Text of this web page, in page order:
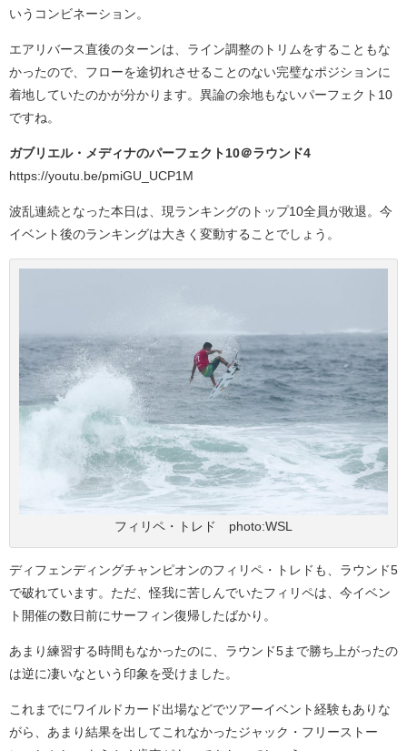
いうコンビネーション。
エアリバース直後のターンは、ライン調整のトリムをすることもな
かったので、フローを途切れさせることのない完璧なポジションに
着地していたのかが分かります。異論の余地もないパーフェクト10
ですね。
ガブリエル・メディナのパーフェクト10＠ラウンド4
https://youtu.be/pmiGU_UCP1M
波乱連続となった本日は、現ランキングのトップ10全員が敗退。今
イベント後のランキングは大きく変動することでしょう。
フィリペ・トレド photo:WSL
ディフェンディングチャンピオンのフィリペ・トレドも、ラウンド5
で破れています。ただ、怪我に苦しんでいたフィリペは、今イベン
ト開催の数日前にサーフィン復帰したばかり。
あまり練習する時間もなかったのに、ラウンド5まで勝ち上がったの
は逆に凄いなという印象を受けました。
これまでにワイルドカード出場などでツアーイベント経験もありな
がら、あまり結果を出してこれなかったジャック・フリーストー